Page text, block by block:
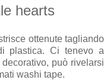
hearts
ottenute tagliando
plastica. Ci tenevo a
può rivelarsi
washi tape.